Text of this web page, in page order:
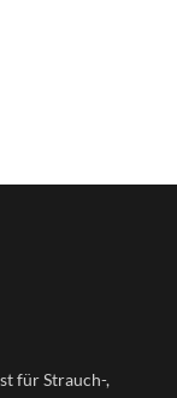
für Strauch-,